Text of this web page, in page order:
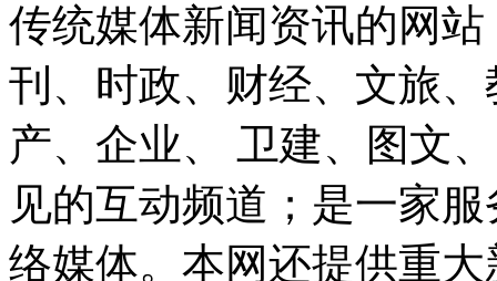
传统媒体新闻资讯的网
刊、时政、财经、文旅
产、企业、 卫建、图文
见的互动频道；是一家
络媒体。本网还提供重